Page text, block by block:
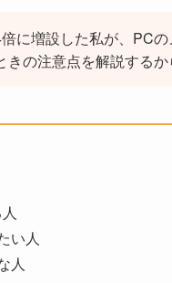
に増設した私が、PC
の注意点を解説するか
い人
人